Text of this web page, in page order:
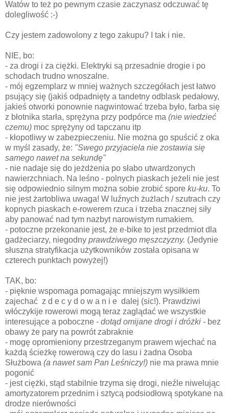
Watów to też po pewnym czasie zaczynasz odczuwać tę
dolegliwość :-)
Czy jestem zadowolony z tego zakupu? I tak i nie.
NIE, bo:
- za drogi i za ciężki. Elektryki są przesadnie drogie i po
schodach trudno wnoszalne.
- mój egzemplarz w mniej ważnych szczegółach jest łatwo
psujący się (jakiś odpadnięty a tandetny odblask pedałowy,
jakieś otworki ponownie nagwintować trzeba było, farba się
z błotnika starła, sprężyna przy podpórce ma (nie wiedzieć
czemu) moc sprężyny od tapczanu itp
- kłopotliwy w zabezpieczeniu. Nie można go spuścić z oka
w myśl zasady, że: "Swego przyjaciela nie zostawia się
samego nawet na sekundę"
- nie nadaje się do jeżdżenia po słabo utwardzonych
nawierzchniach. Na leśno - polnych piaskach jeżeli nie jest
się odpowiednio silnym można sobie zrobić spore ku-ku. To
nie jest żartobliwa uwaga! W luźnych żużlach / szutrach czy
kopnych piaskach e-rowerem rzuca i trzeba znacznej siły
aby panować nad tym nazbyt narowistym rumakiem.
- potoczne przekonanie jest, że e-bike to jest przedmiot dla
gadżeciarzy, niegodny prawdziwego męszczyzny. (Jedynie
słuszna stratyfikacja użytkowników została opisana w
czterech punktach powyżej!)
TAK, bo:
- pięknie wspomaga pomagając mniejszym wysiłkiem
zajechać z d e c y d o w a n i e dalej (sic!). Prawdziwi
włóczykije rowerowi mogą teraz zaglądać we wszystkie
interesujące a poboczne - dotąd omijane drogi i dróżki - bez
obawy że pary na powrót zabraknie
- mogę opromieniony przestrzeganym prawem wjechać na
każdą ścieżkę rowerową czy do lasu i żadna Osoba
Służbowa (a nawet sam Pan Leśniczy!) nie ma prawa mnie
pogonić
- jest ciężki, stąd stabilnie trzyma się drogi, nieźle niwelując
amortyzatorem przednim i sztycą podsiodłową spotykane na
drodze nierówności